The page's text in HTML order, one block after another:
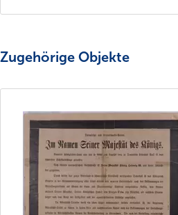
Zugehörige Objekte